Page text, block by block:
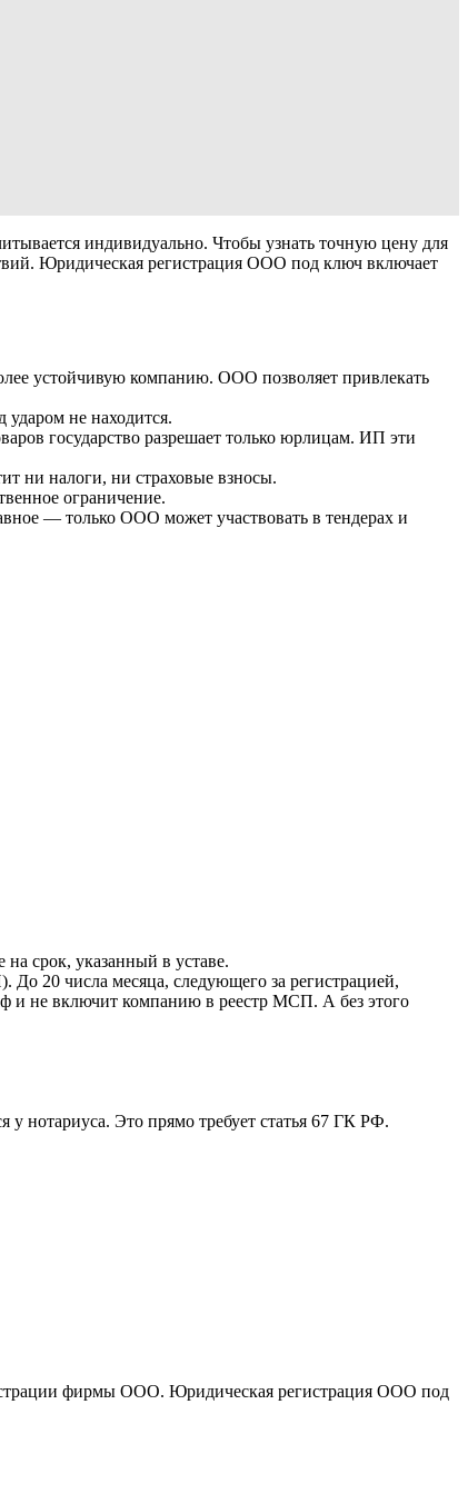
индивидуально. Чтобы узнать точную цену для
Юридическая регистрация ООО под ключ включает
устойчивую компанию. ООО позволяет привлекать
не находится.
государство разрешает только юрлицам. ИП эти
ни налоги, ни страховые взносы.
ограничение.
— только ООО может участвовать в тендерах и
срок, указанный в уставе.
20 числа месяца, следующего за регистрацией,
и не включит компанию в реестр МСП. А без этого
у нотариуса. Это прямо требует статья 67 ГК РФ.
фирмы ООО. Юридическая регистрация ООО под